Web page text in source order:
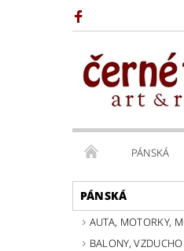
PÁNSKÁ
PÁNSKÁ
AUTA, MOTORKY,
BALONY,